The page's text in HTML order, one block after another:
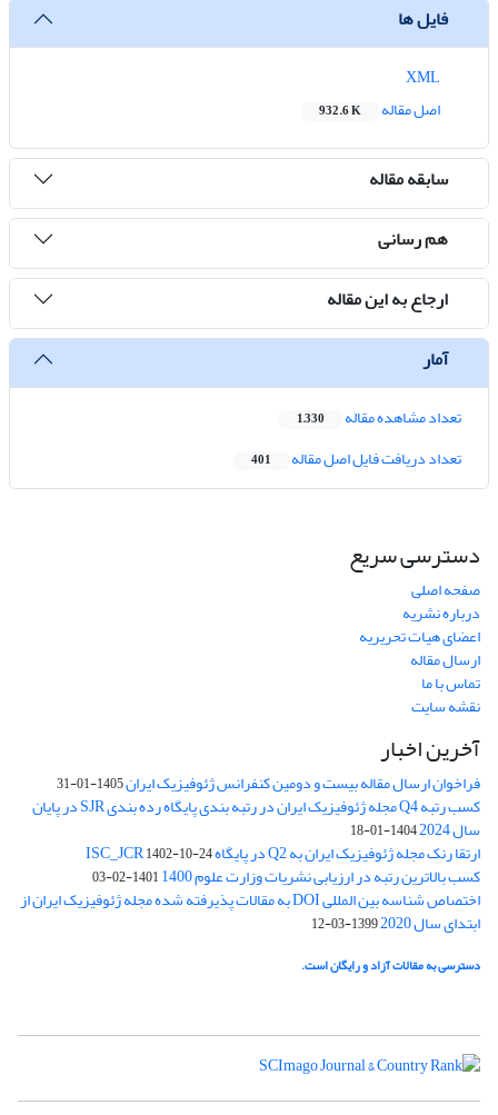
فایل ها
اصل مقاله
932.6 K
سابقه مقاله
هم رسانی
ارجاع به این مقاله
آمار
تعداد مشاهده مقاله 1,330
تعداد دریافت فایل اصل مقاله 401
دسترسی سریع
صفحه اصلی
درباره نشریه
اعضای هیات تحریریه
ارسال مقاله
تماس با ما
نقشه سایت
آخرین اخبار
فراخوان ارسال مقاله بیست و دومین کنفرانس ژئوفیزیک ایران1405-01-31
کسب رتبه Q4 مجله ژئوفیزیک ایران در رتبه بندی پایگاه رده بندی SJR در پایان
سال 2024 1404-01-18
ارتقا رنک مجله ژئوفیزیک ایران به Q2 در پایگاه ISC_JCR 1402-10-24
کسب بالاترین رتبه در ارزیابی نشریات وزارت علوم 1400 1401-02-03
اختصاص شناسه بین المللی DOI به مقالات پذیرفته شده مجله ژئوفیزیک ایران از
ابتدای سال 2020 1399-03-12
دسترسی به مقالات آزاد و رایگان است.